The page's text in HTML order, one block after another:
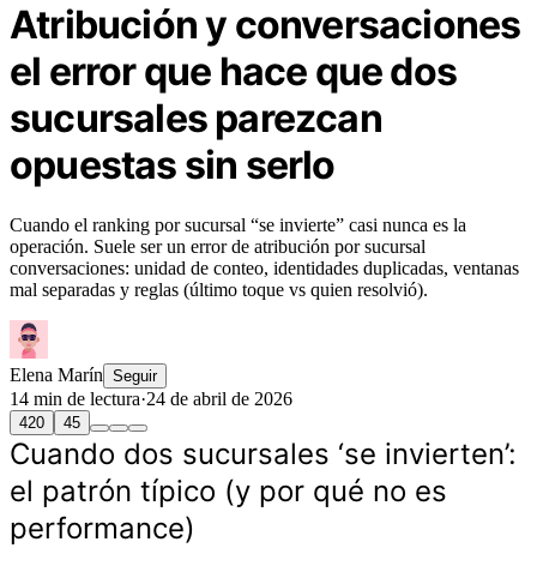
Atribución y conversaciones
el error que hace que dos
sucursales parezcan
opuestas sin serlo
Cuando el ranking por sucursal “se invierte” casi nunca es la
operación. Suele ser un error de atribución por sucursal
conversaciones: unidad de conteo, identidades duplicadas, ventanas
mal separadas y reglas (último toque vs quien resolvió).
Elena Marín Seguir
14 min de lectura·24 de abril de 2026
420 45
Cuando dos sucursales ‘se invierten’:
el patrón típico (y por qué no es
performance)